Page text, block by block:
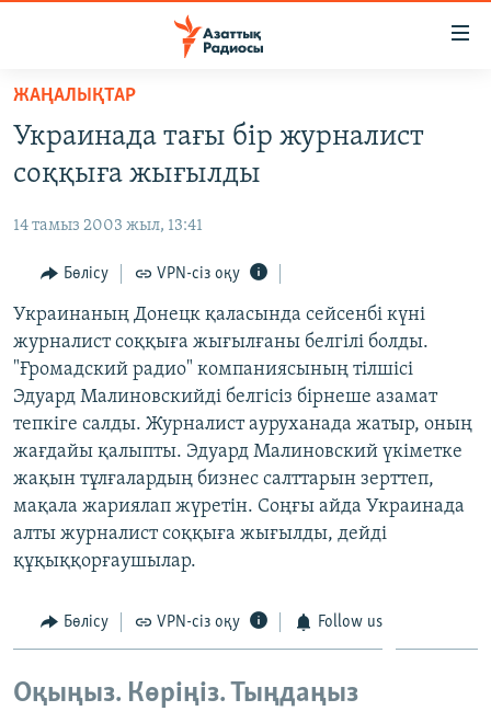
Skip
main
content
to
Navigation
Skip
to
Search
САЯСАТ
ҚАҢТАР ОҚИҒАСЫ
АДАМ ҚҰҚЫҚТАРЫ
ӘЛЕУМЕТ
ӘЛЕМ
АРНАЙЫ ЖОБАЛАР
Русский
ЖАЗЫЛЫҢЫЗ
Басқа тілдерде
ЖАҢАЛЫҚТАР
Украинада тағы бір журналист
соққыға жығылды
14 тамыз 2003 жыл, 13:41
Бөлісу VPN-сіз оқу
Украинаның Донецк қаласында сейсенбі күні
журналист соққыға жығылғаны белгілі болды.
"Ғромадский радио" компаниясының тілшісі
Эдуард Малиновскийді белгісіз бірнеше азамат
тепкіге салды. Журналист ауруханада жатыр, оның
жағдайы қалыпты. Эдуард Малиновский үкіметке
жақын тұлғалардың бизнес салттарын зерттеп,
мақала жариялап жүретін. Соңғы айда Украинада
алты журналист соққыға жығылды, дейді
құқыққорғаушылар.
Бөлісу VPN-сіз оқу Follow us
Оқыңыз. Көріңіз. Тыңдаңыз